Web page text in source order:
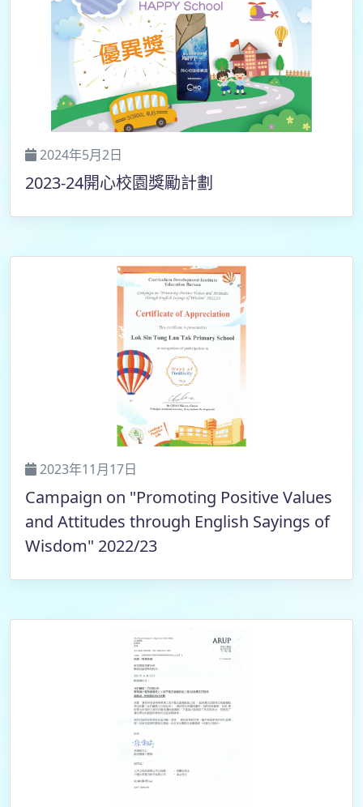
2024年5月2日
2023-24開心校園獎勵計劃
2023年11月17日
Campaign on "Promoting Positive Values
and Attitudes through English Sayings of
Wisdom" 2022/23